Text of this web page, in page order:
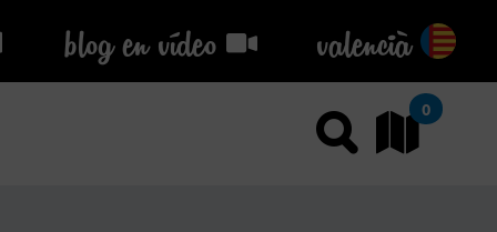
blog en vídeo
blog en vídeo valencià
Usar el
0